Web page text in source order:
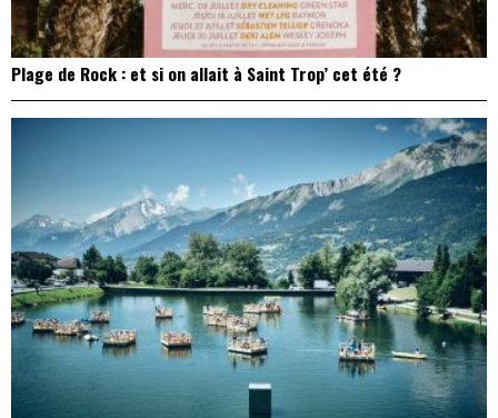
Plage de Rock : et si on allait à Saint Trop’ cet été ?